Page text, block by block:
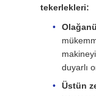
tekerlekleri:
duyarlı
Üstün